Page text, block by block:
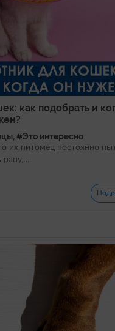
как подобрать и
#Это интересно
их питомец постоянно
рану,…